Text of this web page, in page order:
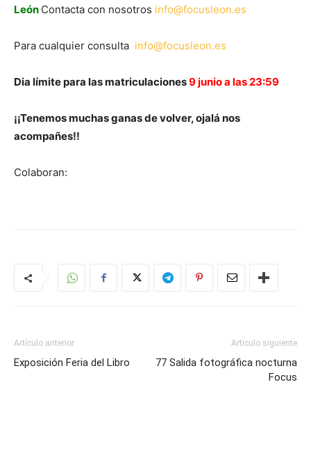
León Contacta con nosotros info@focusleon.es
Para cualquier consulta info@focusleon.es
Dia límite para las matriculaciones9 junio a las 23:59
¡¡Tenemos muchas ganas de volver, ojalá nos
acompañes!!
Colaboran:
Artículo anterior
Exposición Feria del Libro
Artículo siguiente
77 Salida fotográfica nocturna
Focus